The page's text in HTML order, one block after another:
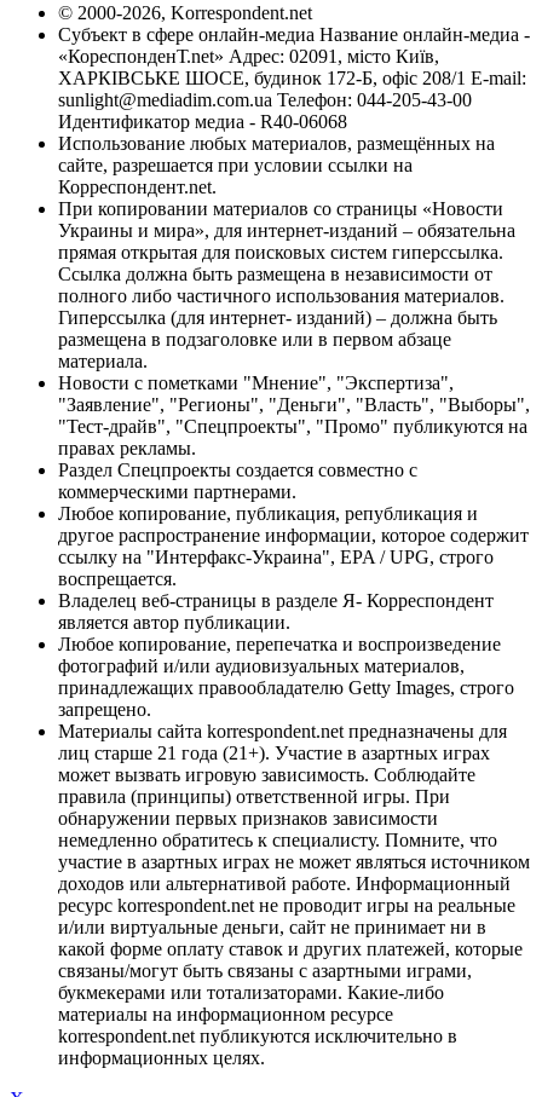
© 2000-2026, Korrespondent.net
Субъект в сфере онлайн-медиа Название онлайн-медиа -
«КореспонденТ.net» Адрес: 02091, місто Київ,
ХАРКІВСЬКЕ ШОСЕ, будинок 172-Б, офіс 208/1 E-mail:
sunlight@mediadim.com.ua Телефон: 044-205-43-00
Идентификатор медиа - R40-06068
Использование любых материалов, размещённых на
сайте, разрешается при условии ссылки на
Корреспондент.net.
При копировании материалов со страницы «Новости
Украины и мира», для интернет-изданий – обязательна
прямая открытая для поисковых систем гиперссылка.
Ссылка должна быть размещена в независимости от
полного либо частичного использования материалов.
Гиперссылка (для интернет- изданий) – должна быть
размещена в подзаголовке или в первом абзаце
материала.
Новости с пометками "Мнение", "Экспертиза",
"Заявление", "Регионы", "Деньги", "Власть", "Выборы",
"Тест-драйв", "Спецпроекты", "Промо" публикуются на
правах рекламы.
Раздел Спецпроекты создается совместно с
коммерческими партнерами.
Любое копирование, публикация, републикация и
другое распространение информации, которое содержит
ссылку на "Интерфакс-Украина", EPA / UPG, строго
воспрещается.
Владелец веб-страницы в разделе Я- Корреспондент
является автор публикации.
Любое копирование, перепечатка и воспроизведение
фотографий и/или аудиовизуальных материалов,
принадлежащих правообладателю Getty Images, строго
запрещено.
Материалы сайта korrespondent.net предназначены для
лиц старше 21 года (21+). Участие в азартных играх
может вызвать игровую зависимость. Соблюдайте
правила (принципы) ответственной игры. При
обнаружении первых признаков зависимости
немедленно обратитесь к специалисту. Помните, что
участие в азартных играх не может являться источником
доходов или альтернативой работе. Информационный
ресурс korrespondent.net не проводит игры на реальные
и/или виртуальные деньги, сайт не принимает ни в
какой форме оплату ставок и других платежей, которые
связаны/могут быть связаны с азартными играми,
букмекерами или тотализаторами. Какие-либо
материалы на информационном ресурсе
korrespondent.net публикуются исключительно в
информационных целях.